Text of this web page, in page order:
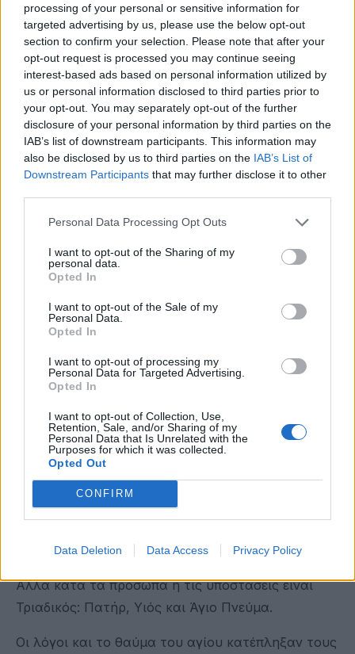
processing of your personal or sensitive information for
targeted advertising by us, please use the below opt-out
section to confirm your selection. Please note that after your
opt-out request is processed you may continue seeing
interest-based ads based on personal information utilized by
us or personal information disclosed to third parties prior to
your opt-out. You may separately opt-out of the further
disclosure of your personal information by third parties on the
IAB’s list of downstream participants. This information may
also be disclosed by us to third parties on the IAB’s List of
Downstream Participants that may further disclose it to other
Personal Data Processing Opt Outs
I want to opt-out of the Sharing of my
personal data.
Opted In
I want to opt-out of the Sale of my
Personal Data.
Opted In
I want to opt-out of processing my
Personal Data for Targeted Advertising.
Opted In
I want to opt-out of Collection, Use,
Retention, Sale, and/or Sharing of my
Personal Data that Is Unrelated with the
Purposes for which it was collected.
Opted Out
CONFIRM
Data Deletion Data Access Privacy Policy
από το σεβάσμιο κ άφθαρτο σκήνωμα του για να
το κάνουν δώρο στον Πάπα, έκαμε το σημείο του
σταυρού κι είπε:
«Εις το όνομα του Πατρός».
Κι έσφιξε το κεραμίδι. Οι πατέρες που
παρακολουθούν τη σκηνή, συγκλονίζονται
κυριολεκτικά. Γιατί με τις λέξεις του αγίου, η
φωτιά με την οποία ψήθηκε το κεραμίδι ανέβηκε
πάνω.
«Και του Υιού»,
κεραμίδι, έτρεξε κάτω.
Το χώμα έμεινε στο χέρι του.
... όπως το κεραμίδι αποτελεί ένα πράγμα μιας
ουσίας και μιας φύσεως, αλλά είναι τρισύνθετο,
φωτιά, νερό, χώμα, έτσι κι ο Άγιος Θεός. Το
κεραμίδι μπορεί να φαίνεται ένα αλλά έχει τρία
υλικά. Εμείς το βλέπουμε ως ένα πράγμα αλλά δεν
Αλλά κατά τα πρόσωπα ή τις υποστάσεις είναι
Τριαδικός: Πατήρ, Υιός και Άγιο Πνεύμα.
Οι λόγοι και το θαύμα του αγίου κατέπληξαν τους